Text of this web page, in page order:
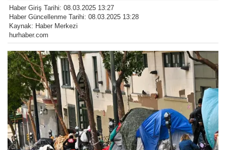
Haber Giriş Tarihi: 08.03.2025 13:27
Haber Güncellenme Tarihi: 08.03.2025 13:28
Kaynak: Haber Merkezi
hurhaber.com